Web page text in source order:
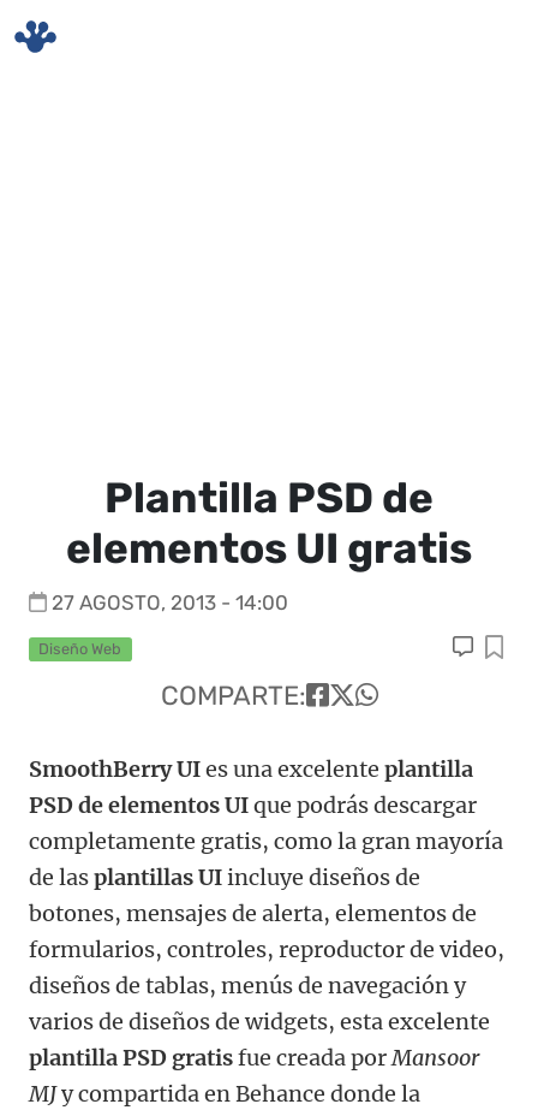
Plantilla PSD de
elementos UI gratis
27 AGOSTO, 2013 - 14:00
Diseño Web
COMPARTE:
SmoothBerry UIes una excelente plantilla
PSD de elementos UIque podrás descargar
completamente gratis, como la gran mayoría
de lasplantillas UIincluye diseños de
botones, mensajes de alerta, elementos de
formularios, controles, reproductor de video,
diseños de tablas, menús de navegación y
varios de diseños de widgets, esta excelente
plantilla PSD gratisfue creada porMansoor
MJy compartida en Behance donde la